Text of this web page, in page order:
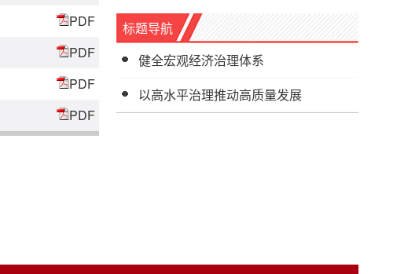
PDF
PDF
PDF
PDF
标题导航
健全宏观经济治理体系
以高水平治理推动高质量发展